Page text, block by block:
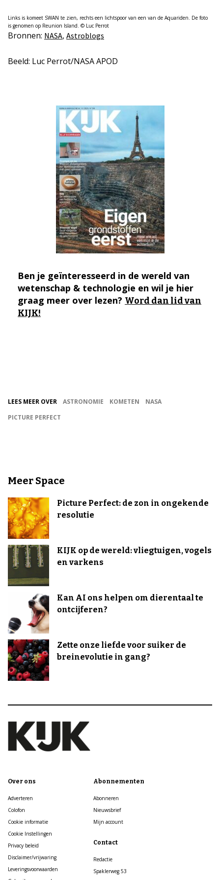
Links is komeet SWAN te zien, rechts een lichtspoor van een van de Aquariden. De foto
is genomen op Reunion Island. © Luc Perrot
Bronnen: NASA, Astroblogs
Beeld: Luc Perrot/NASA APOD
Ben je geïnteresseerd in de wereld van
wetenschap & technologie en wil je hier
graag meer over lezen? Word dan lid van
KIJK!
LEES MEER OVER ASTRONOMIE KOMETEN
NASA
PICTURE PERFECT
Meer Space
Picture Perfect: de zon in ongekende
resolutie
KIJK op de wereld: vliegtuigen, vogels
en varkens
Kan AI ons helpen om dierentaal te
ontcijferen?
Zette onze liefde voor suiker de
breinevolutie in gang?
Over ons
Adverteren
Colofon
Cookie informatie
Cookie Instellingen
Privacy beleid
Disclaimer/vrijwaring
Leveringsvoorwaarden
Abonnementen
Abonneren
Nieuwsbrief
Mijn account
Contact
Redactie
Spaklerweg 53